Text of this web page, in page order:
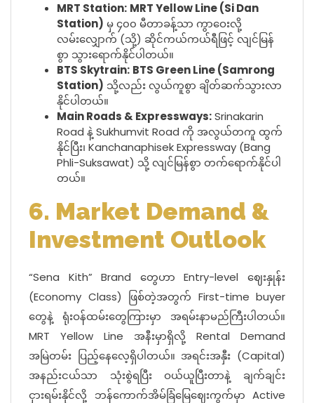
MRT Station: MRT Yellow Line (Si Dan
Station) မှ ၄၀၀ မီတာခန့်သာ ကွာဝေးလို့
လမ်းလျှောက် (သို့) ဆိုင်ကယ်ကယ်ရီဖြင့် လျင်မြန်
စွာ သွားရောက်နိုင်ပါတယ်။
BTS Skytrain: BTS Green Line (Samrong
Station) သို့လည်း လွယ်ကူစွာ ချိတ်ဆက်သွားလာ
နိုင်ပါတယ်။
Main Roads & Expressways:Srinakarin
Road နဲ့ Sukhumvit Road ကို အလွယ်တကူ ထွက်
နိုင်ပြီး၊ Kanchanaphisek Expressway (Bang
Phli-Suksawat) သို့ လျင်မြန်စွာ တက်ရောက်နိုင်ပါ
တယ်။
6. Market Demand &
Investment Outlook
“Sena Kith” Brand တွေဟာ Entry-level ဈေးနှုန်း
(Economy Class) ဖြစ်တဲ့အတွက် First-time buyer
တွေနဲ့ ရုံးဝန်ထမ်းတွေကြားမှာ အရမ်းနာမည်ကြီးပါတယ်။
MRT Yellow Line အနီးမှာရှိလို့ Rental Demand
အမြဲတမ်း ပြည့်နေလေ့ရှိပါတယ်။ အရင်းအနှီး (Capital)
အနည်းငယ်သာ သုံးစွဲရပြီး ဝယ်ယူပြီးတာနဲ့ ချက်ချင်း
ငှားရမ်းနိုင်လို့ ဘန်ကောက်အိမ်ခြံမြေဈေးကွက်မှာ Active